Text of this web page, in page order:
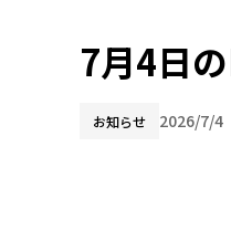
7月4日
お知らせ 2026/7/4